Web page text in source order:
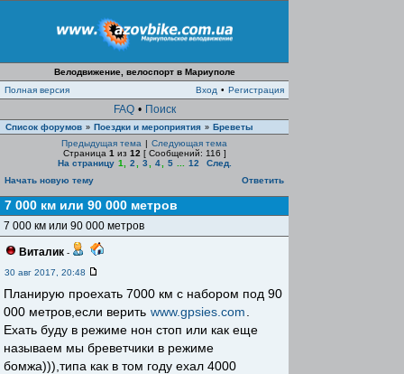
Велодвижение, велоспорт в Мариуполе
Полная версия
Вход • Регистрация
FAQ • Поиск
Список форумов » Поездки и мероприятия » Бреветы
Предыдущая тема | Следующая тема
Страница 1 из 12 [ Сообщений: 116 ]
На страницу 1 2 3 4 5 12
След.
Начать новую тему
Ответить
7 000 км или 90 000 метров
7 000 км или 90 000 метров
Виталик -
30 авг 2017, 20:48
Планирую проехать 7000 км с набором под 90
000 метров,если верить www.gpsies.com
Ехать буду в режиме нон стоп или как еще
называем мы бреветчики в режиме
бомжа))),типа как в том году ехал 4000